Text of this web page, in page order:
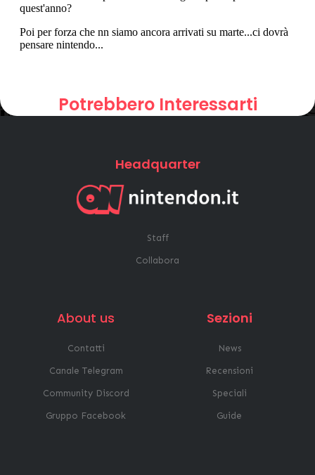
Potrebbero Interessarti
Headquarter
Staff
Collabora
About us
Contatti
Canale Telegram
Community Discord
Gruppo Facebook
Sezioni
News
Recensioni
Speciali
Guide